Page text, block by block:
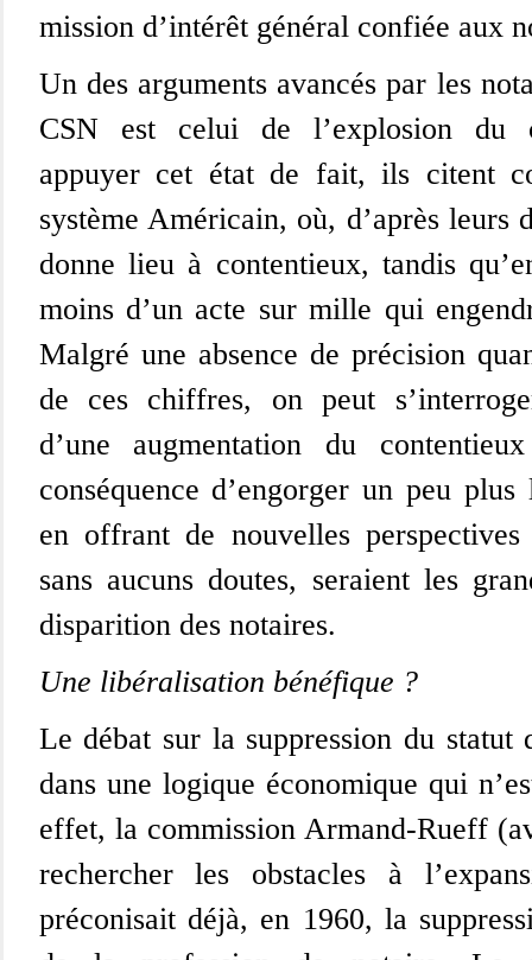
mission d’intérêt général confiée aux
Un des arguments avancés par les
CSN est celui de l’explosion du
appuyer cet état de fait, ils citent
système Américain, où, d’après leurs
donne lieu à contentieux, tandis
moins d’un acte sur mille qui
Malgré une absence de précision
de ces chiffres, on peut
d’une augmentation du
conséquence d’engorger un peu
en offrant de nouvelles
sans aucuns doutes, seraient les
disparition des notaires.
Une libéralisation bénéfique ?
Le débat sur la suppression du statut
dans une logique économique qui
effet, la commission Armand-Rueff
rechercher les obstacles à
préconisait déjà, en 1960, la